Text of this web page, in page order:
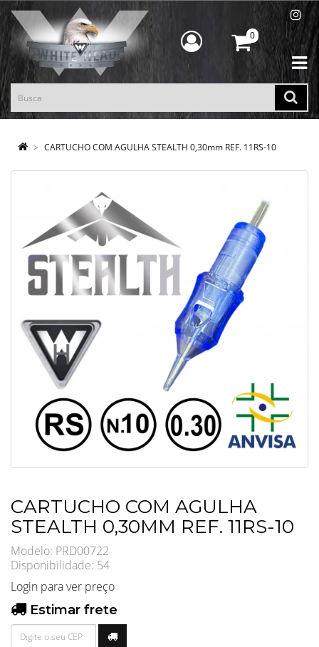
0
CARTUCHO COM AGULHA STEALTH 0,30mm REF. 11RS-10
CARTUCHO COM AGULHA
STEALTH 0,30MM REF. 11RS-10
Modelo: PRD00722
Disponibilidade: 54
Login para ver preço
Estimar frete